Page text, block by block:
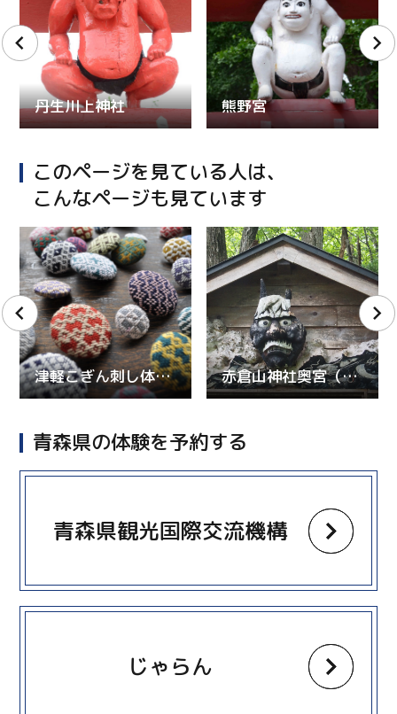
丹生川上神社 熊野宮
このページを見ている人は、
こんなページも見ています
津軽こぎん刺し体験 弘前こぎん研究所 赤倉山神社奥宮（赤倉霊場）
青森県の体験を予約する
青森県観光国際交流機構
more
じゃらん
more